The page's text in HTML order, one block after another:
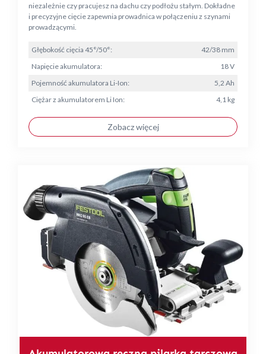
niezależnie czy pracujesz na dachu czy podłożu stałym. Dokładne
i precyzyjne cięcie zapewnia prowadnica w połączeniu z szynami
prowadzącymi.
Głębokość cięcia 45°/50°:
42/38 mm
Napięcie akumulatora:
18 V
Pojemność akumulatora Li-Ion:
5,2 Ah
Ciężar z akumulatorem Li Ion:
4,1 kg
Zobacz więcej